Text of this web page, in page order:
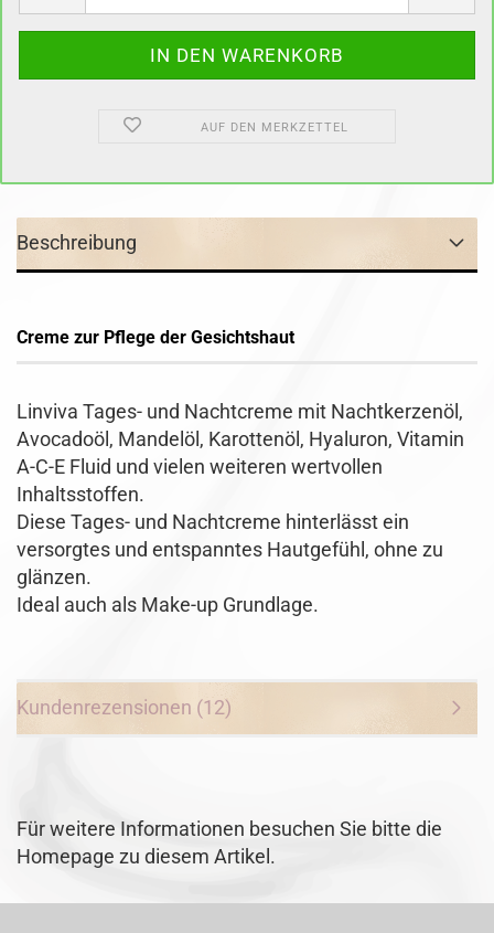
AUF DEN MERKZETTEL
Beschreibung
Creme zur Pflege der Gesichtshaut
Linviva Tages- und Nachtcreme mit Nachtkerzenöl,
Avocadoöl, Mandelöl, Karottenöl, Hyaluron, Vitamin
A-C-E Fluid und vielen weiteren wertvollen
Inhaltsstoffen.
Diese Tages- und Nachtcreme hinterlässt ein
versorgtes und entspanntes Hautgefühl, ohne zu
glänzen.
Ideal auch als Make-up Grundlage.
Kundenrezensionen (12)
Für weitere Informationen besuchen Sie bitte die
Homepage zu diesem Artikel.